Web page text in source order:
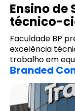
Ensino de
técnico-
Faculdade BP
excelência
trabalho em
Branded